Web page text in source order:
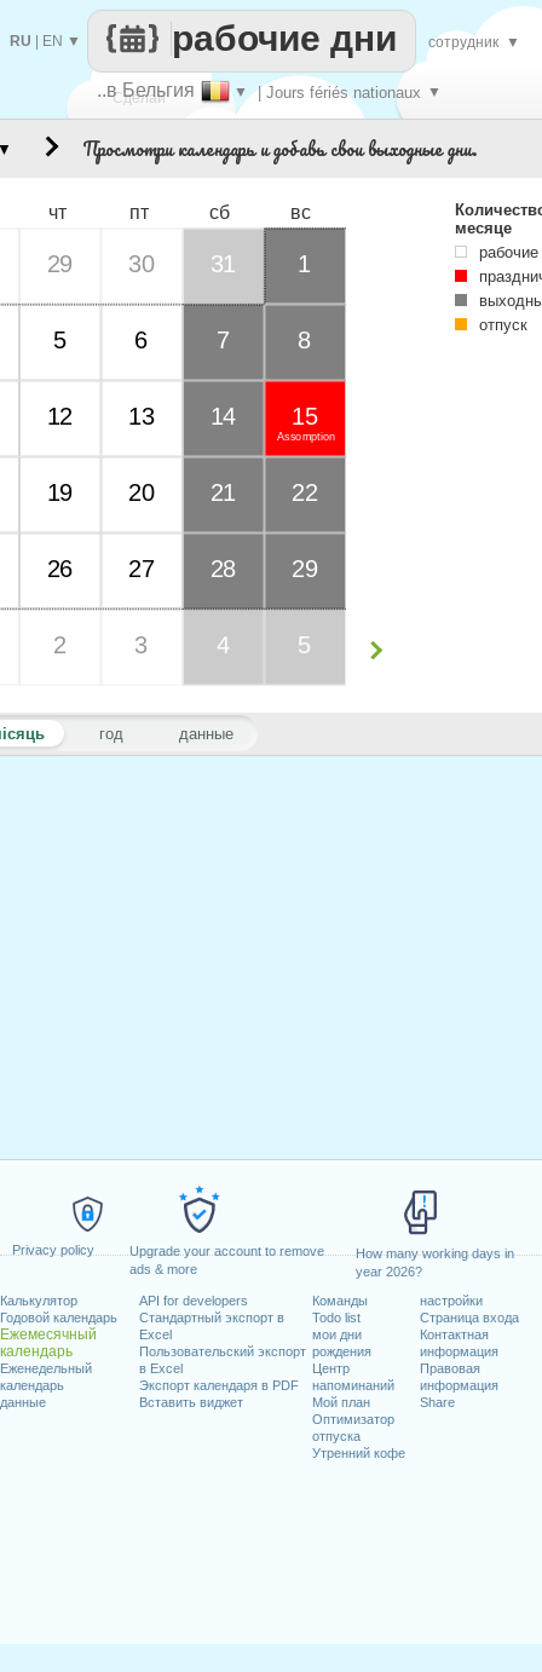
Privacy policy
Upgrade your account to remove
ads & more
How many working days in
year 2026?
Калькулятор
Годовой календарь
Ежемесячный
календарь
Еженедельный
календарь
данные
API for developers
Стандартный экспорт в
Excel
Пользовательский экспорт
в Excel
Экспорт календаря в PDF
Вставить виджет
Команды
Todo list
мои дни
рождения
Центр
напоминаний
Мой план
Оптимизатор
отпуска
Утренний кофе
настройки
Страница входа
Контактная
информация
Правовая
информация
Share
Сделай
..в Бельгия ▼ | Jours fériés nationaux ▼
рабочие дни
RU EN ▼ сотрудник ▼
Просмотри календарь и добавь свои выходные дни.
год данные
чт пт сб вс
29 30 31 1
5 6 7 8
12 13 14
Assomption
15
19 20 21 22
26 27 28 29
2 3 4 5
месяце
отпуск